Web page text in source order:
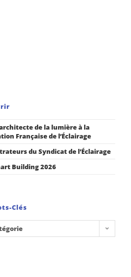
de la lumière à la
Française de l’Éclairage
du Syndicat de l’Éclairage
Building 2026
Clés